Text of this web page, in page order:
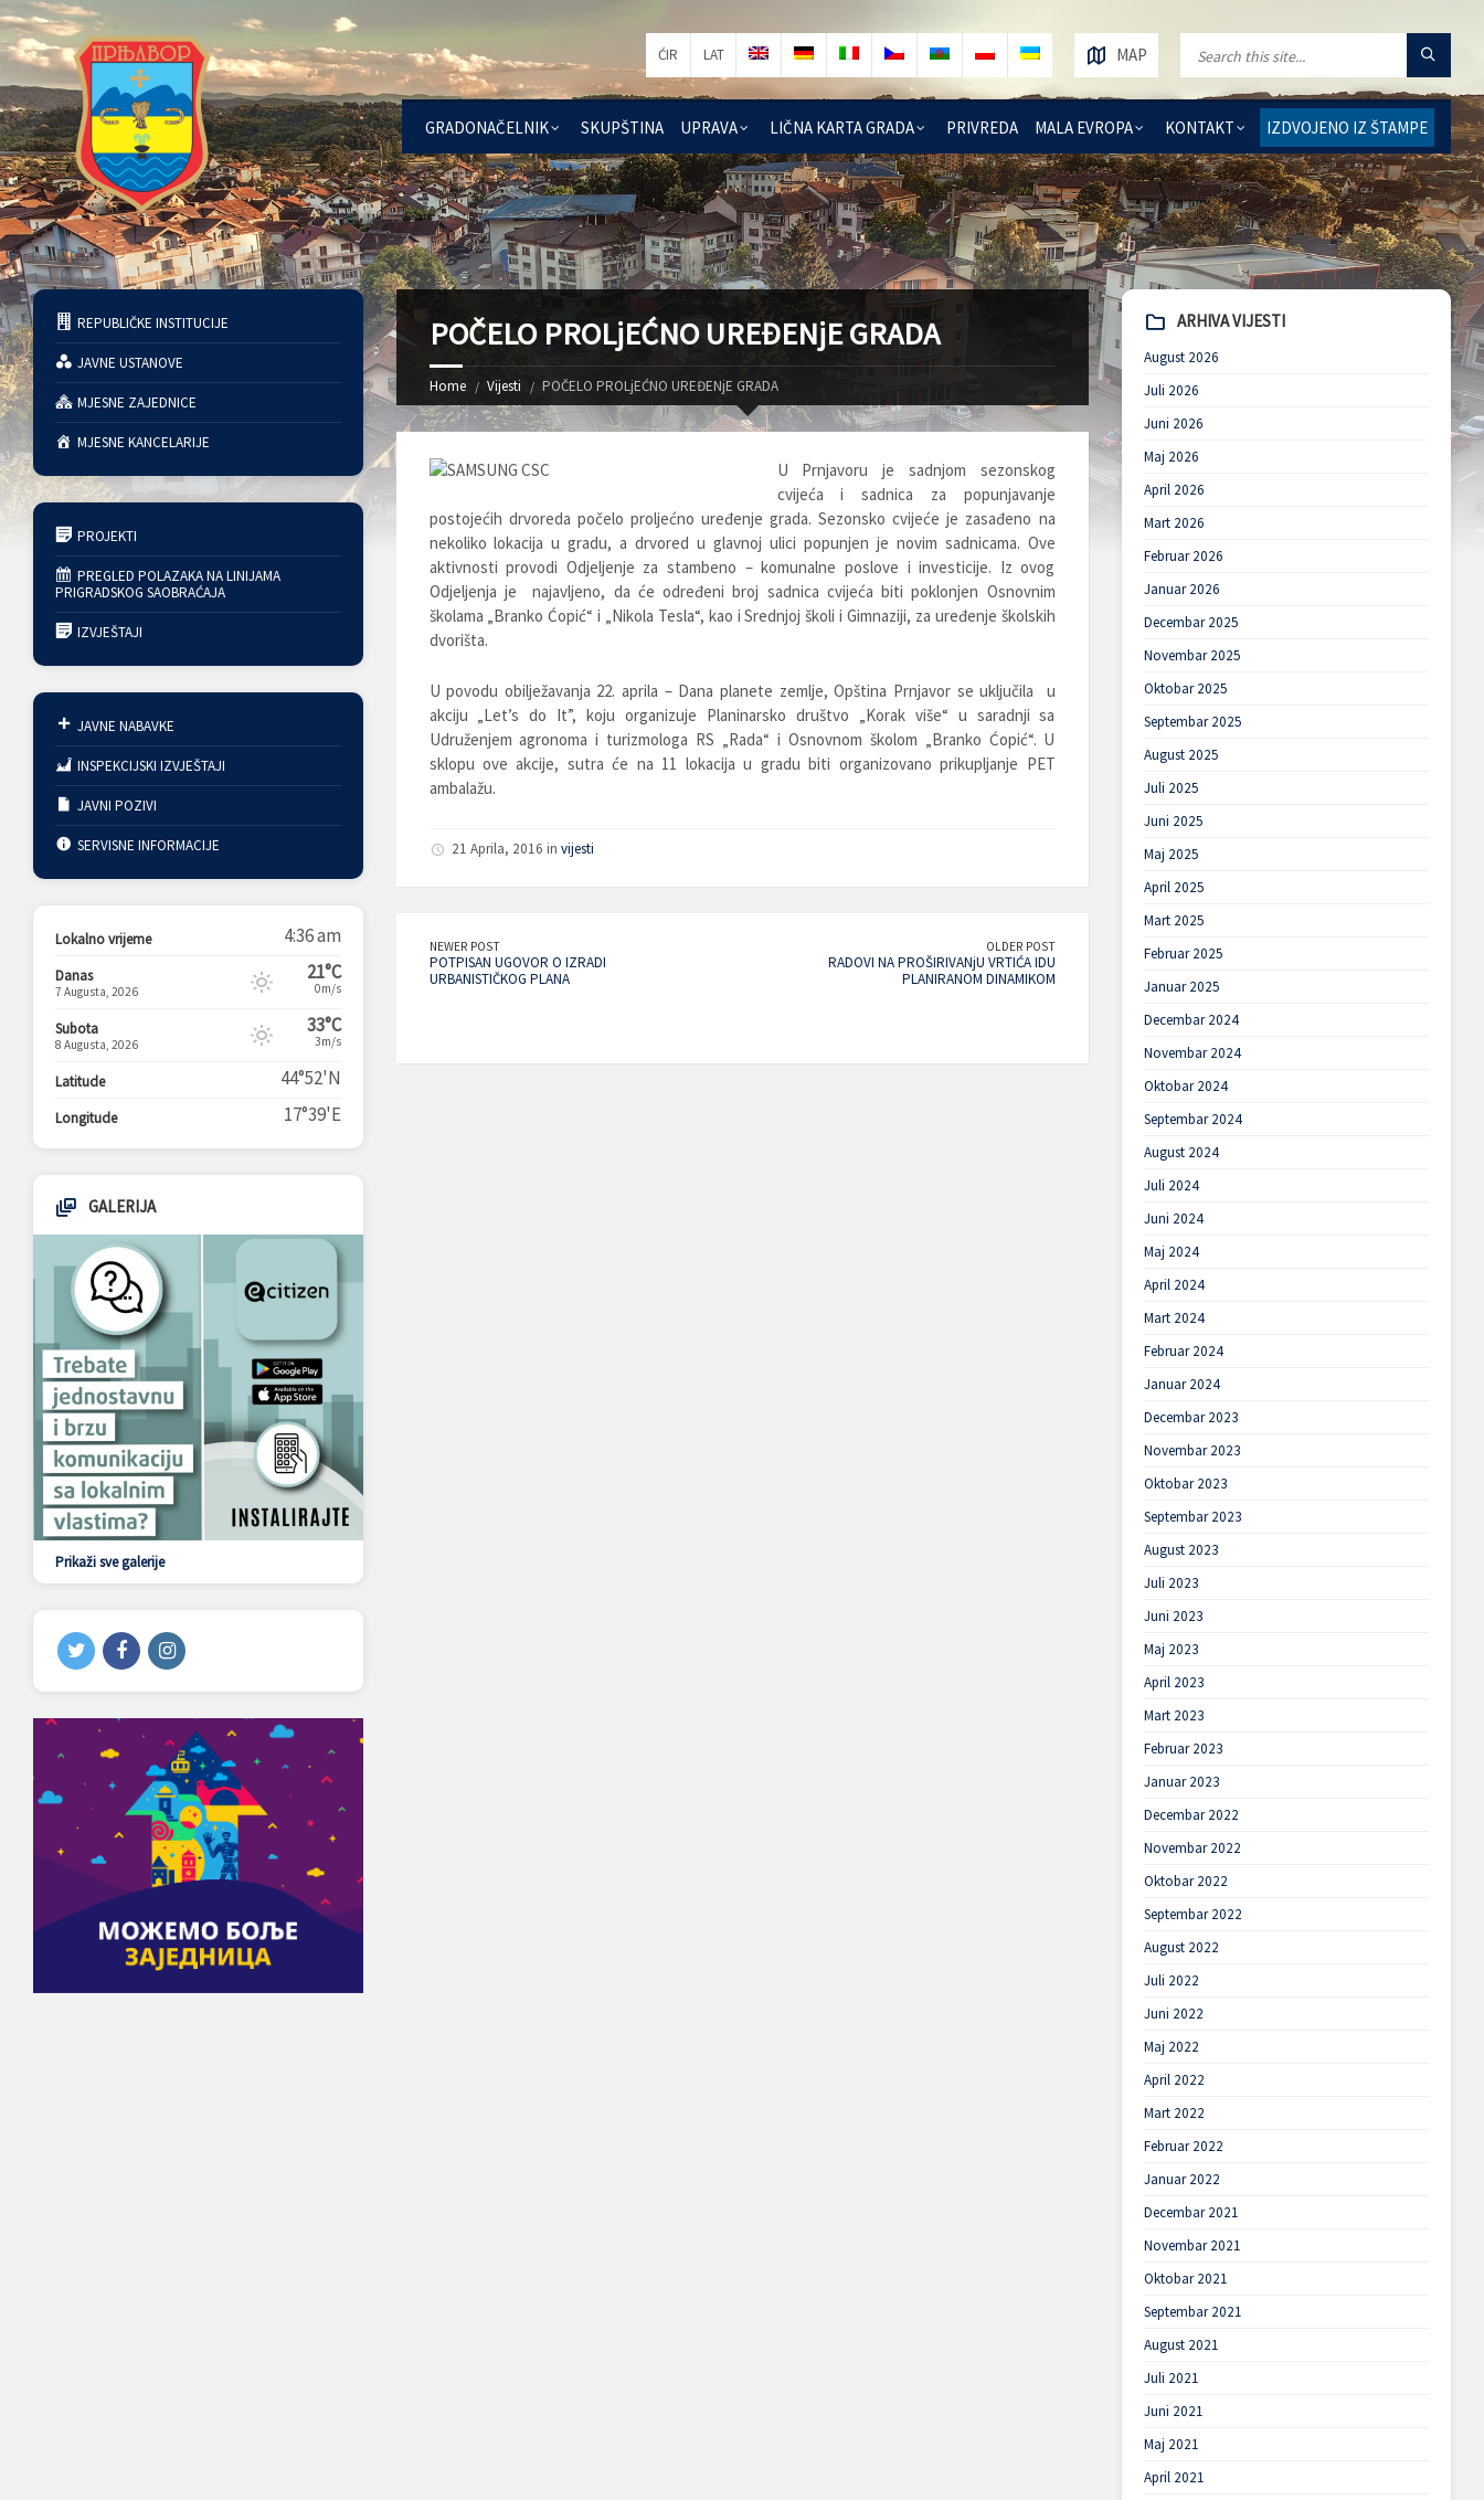
GRADONAČELNIK SKUPŠTINA UPRAVA LIČNA KARTA GRADA PRIVREDA MALA EVROPA KONTAKT IZDVOJENO IZ ŠTAMPE
MAP
ĆIR LAT
POČELO PROLjEĆNO UREĐENjE GRADA
Home Vijesti POČELO PROLjEĆNO UREĐENjE GRADA
U Prnjavoru je sadnjom sezonskog
cvijeća i sadnica za popunjavanje
postojećih drvoreda počelo proljećno uređenje grada. Sezonsko cvijeće je zasađeno na
nekoliko lokacija u gradu, a drvored u glavnoj ulici popunjen je novim sadnicama. Ove
aktivnosti provodi Odjeljenje za stambeno – komunalne poslove i investicije. Iz ovog
Odjeljenja je najavljeno, da će određeni broj sadnica cvijeća biti poklonjen Osnovnim
školama „Branko Ćopić“ i „Nikola Tesla“, kao i Srednjoj školi i Gimnaziji, za uređenje školskih
dvorišta.
U povodu obilježavanja 22. aprila – Dana planete zemlje, Opština Prnjavor se uključila u
akciju „Let’s do It”, koju organizuje Planinarsko društvo „Korak više“ u saradnji sa
Udruženjem agronoma i turizmologa RS „Rada“ i Osnovnom školom „Branko Ćopić“. U
sklopu ove akcije, sutra će na 11 lokacija u gradu biti organizovano prikupljanje PET
ambalažu.
21 Aprila, 2016 in vijesti
NEWER POST
POTPISAN UGOVOR O IZRADI
URBANISTIČKOG PLANA
OLDER POST
RADOVI NA PROŠIRIVANjU VRTIĆA IDU
PLANIRANOM DINAMIKOM
REPUBLIČKE INSTITUCIJE
JAVNE USTANOVE
MJESNE ZAJEDNICE
MJESNE KANCELARIJE
PROJEKTI
PREGLED POLAZAKA NA LINIJAMA
PRIGRADSKOG SAOBRAĆAJA
IZVJEŠTAJI
JAVNE NABAVKE
INSPEKCIJSKI IZVJEŠTAJI
JAVNI POZIVI
SERVISNE INFORMACIJE
Lokalno vrijeme 4:36 am
Danas
7 Augusta, 2026
21°C
0m/s
Subota
8 Augusta, 2026
33°C
3m/s
Latitude 44°52'N
Longitude 17°39'E
GALERIJA
Prikaži sve galerije
ARHIVA VIJESTI
August 2026
Juli 2026
Juni 2026
Maj 2026
April 2026
Mart 2026
Februar 2026
Januar 2026
Decembar 2025
Novembar 2025
Oktobar 2025
Septembar 2025
August 2025
Juli 2025
Juni 2025
Maj 2025
April 2025
Mart 2025
Februar 2025
Januar 2025
Decembar 2024
Novembar 2024
Oktobar 2024
Septembar 2024
August 2024
Juli 2024
Juni 2024
Maj 2024
April 2024
Mart 2024
Februar 2024
Januar 2024
Decembar 2023
Novembar 2023
Oktobar 2023
Septembar 2023
August 2023
Juli 2023
Juni 2023
Maj 2023
April 2023
Mart 2023
Februar 2023
Januar 2023
Decembar 2022
Novembar 2022
Oktobar 2022
Septembar 2022
August 2022
Juli 2022
Juni 2022
Maj 2022
April 2022
Mart 2022
Februar 2022
Januar 2022
Decembar 2021
Novembar 2021
Oktobar 2021
Septembar 2021
August 2021
Juli 2021
Juni 2021
Maj 2021
April 2021